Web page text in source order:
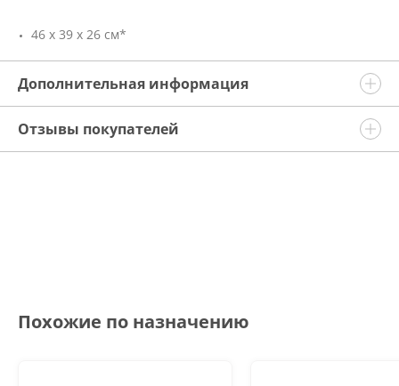
46 х 39 х 26 см*
Дополнительная информация
Отзывы покупателей
Похожие по назначению